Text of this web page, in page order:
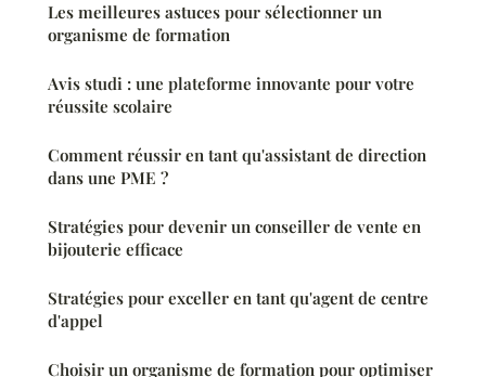
Les meilleures astuces pour sélectionner un
organisme de formation
Avis studi : une plateforme innovante pour votre
réussite scolaire
Comment réussir en tant qu'assistant de direction
dans une PME ?
Stratégies pour devenir un conseiller de vente en
bijouterie efficace
Stratégies pour exceller en tant qu'agent de centre
d'appel
Choisir un organisme de formation pour optimiser